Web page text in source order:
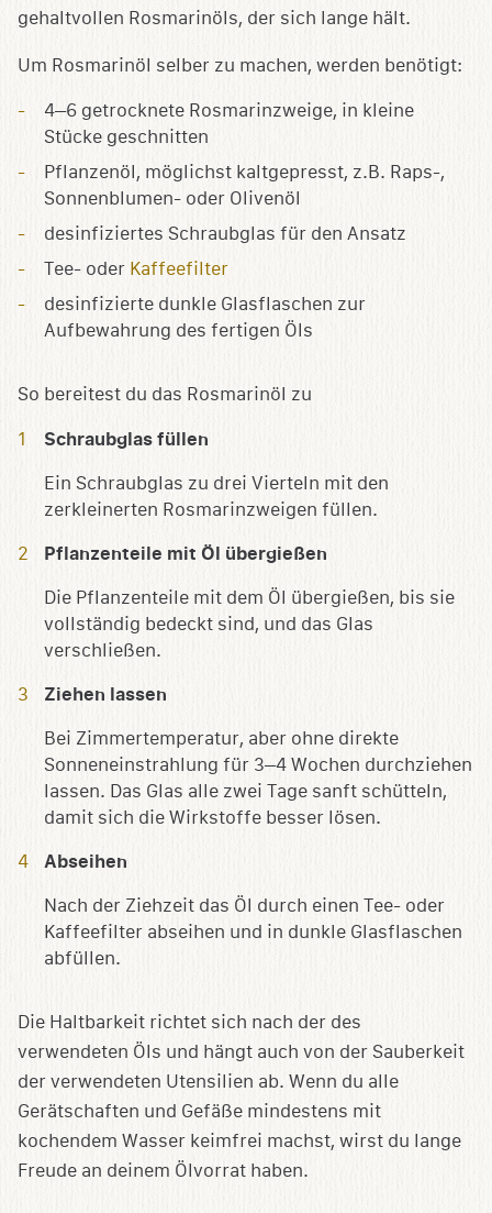
gehaltvollen Rosmarinöls, der sich lange hält.
Um Rosmarinöl selber zu machen, werden benötigt:
4–6 getrocknete Rosmarinzweige, in kleine
Stücke geschnitten
Pflanzenöl, möglichst kaltgepresst, z.B. Raps-,
Sonnenblumen- oder Olivenöl
desinfiziertes Schraubglas für den Ansatz
Tee- oder Kaffeefilter
desinfizierte dunkle Glasflaschen zur
Aufbewahrung des fertigen Öls
So bereitest du das Rosmarinöl zu
Schraubglas füllen
Ein Schraubglas zu drei Vierteln mit den
zerkleinerten Rosmarinzweigen füllen.
Pflanzenteile mit Öl übergießen
Die Pflanzenteile mit dem Öl übergießen, bis sie
vollständig bedeckt sind, und das Glas
verschließen.
Ziehen lassen
Bei Zimmertemperatur, aber ohne direkte
Sonneneinstrahlung für 3–4 Wochen durchziehen
lassen. Das Glas alle zwei Tage sanft schütteln,
damit sich die Wirkstoffe besser lösen.
Abseihen
Nach der Ziehzeit das Öl durch einen Tee- oder
Kaffeefilter abseihen und in dunkle Glasflaschen
abfüllen.
Die Haltbarkeit richtet sich nach der des
verwendeten Öls und hängt auch von der Sauberkeit
der verwendeten Utensilien ab. Wenn du alle
Gerätschaften und Gefäße mindestens mit
kochendem Wasser keimfrei machst, wirst du lange
Freude an deinem Ölvorrat haben.